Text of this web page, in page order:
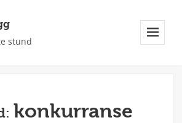
stund
konkurranse